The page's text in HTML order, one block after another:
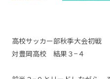
高校サッカー部秋季大会初戦
対豊岡高校 結果３−４